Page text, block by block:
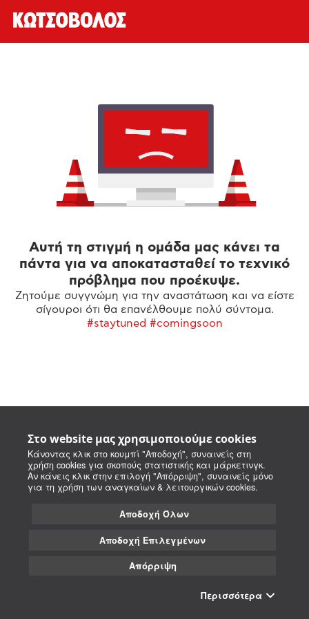
Στο website μας χρησιμοποιούμε cookies
Κάνοντας κλικ στο κουμπί "Αποδοχή", συναινείς στη
χρήση cookies για σκοπούς στατιστικής και μάρκετινγκ.
Αν κάνεις κλικ στην επιλογή "Απόρριψη", συναινείς μόνο
για τη χρήση των αναγκαίων & λειτουργικών cookies.
Αποδοχή Όλων
Αποδοχή Επιλεγμένων
Απόρριψη
Περισσότερα
Αυτή τη στιγμή η ομάδα μας κάνει τα
πάντα για να αποκατασταθεί το τεχνικό
πρόβλημα που προέκυψε.
Ζητούμε συγγνώμη για την αναστάτωση και να είστε
σίγουροι ότι θα επανέλθουμε πολύ σύντομα.
#staytuned #comingsoon